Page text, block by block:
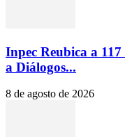
Inpec Reubica a
a Diálogos...
8 de agosto de 2026